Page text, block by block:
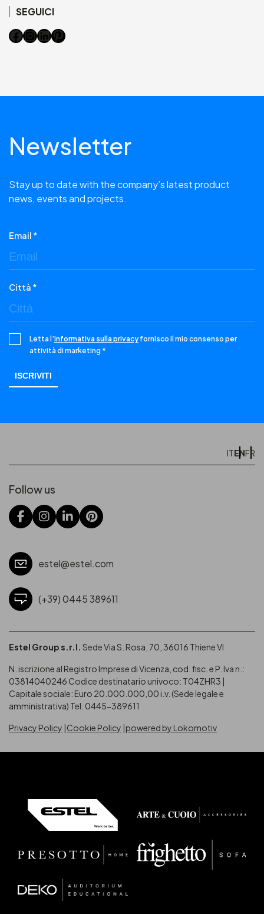
SEGUICI
Facebook
Instagram
LinkedIn
Pinterest
Newsletter
Stay up to date with the company’s latest product
news, events and projects.
Email *
Città *
Letta l’informativa sulla privacy fornisco il mio consenso per
attività di marketing *
ITENFR
Follow us
estel@estel.com
(+39) 0445 389611
Estel Group s.r.l. Sede Via S. Rosa, 70, 36016 Thiene VI
N. iscrizione al Registro Imprese di Vicenza, cod. fisc. e P. Iva n.:
03814040246 Codice destinatario univoco: T04ZHR3 |
Capitale sociale: Euro 20.000.000,00 i.v. (Sede legale e
amministrativa) Tel. 0445-389611
Privacy Policy Cookie Policy powered by Lokomotiv